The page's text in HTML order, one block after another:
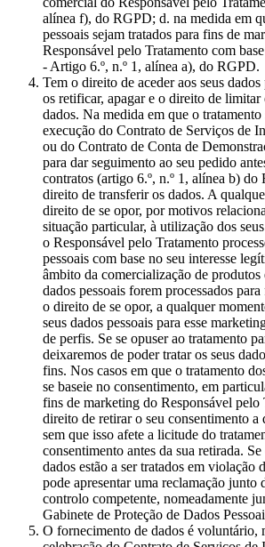
alínea f), do RGPD; d. na medida em
pessoais sejam tratados para fins de
Responsável pelo Tratamento com
- Artigo 6.º, n.º 1, alínea a), do RGPD.
Tem o direito de aceder aos seus
os retificar, apagar e o direito de limitar
dados. Na medida em que o tratamento
execução do Contrato de Serviços de
ou do Contrato de Conta de
para dar seguimento ao seu pedido
contratos (artigo 6.º, n.º 1, alínea b)
direito de transferir os dados. A
direito de se opor, por motivos
situação particular, à utilização dos
o Responsável pelo Tratamento
pessoais com base no seu interesse
âmbito da comercialização de produtos
dados pessoais forem processados
o direito de se opor, a qualquer
seus dados pessoais para esse
de perfis. Se se opuser ao tratamento
deixaremos de poder tratar os seus
fins. Nos casos em que o tratamento
se baseie no consentimento, em
fins de marketing do Responsável pelo
direito de retirar o seu consentimento a
sem que isso afete a licitude do
consentimento antes da sua retirada.
dados estão a ser tratados em violação
pode apresentar uma reclamação junto
controlo competente, nomeadamente
Gabinete de Proteção de Dados
O fornecimento de dados é voluntário,